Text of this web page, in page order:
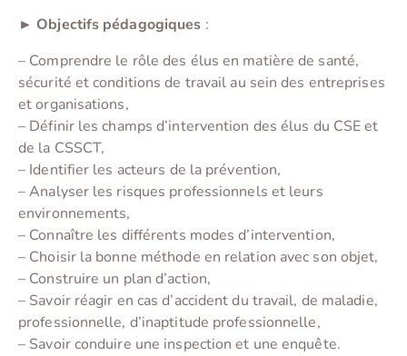
► Objectifs pédagogiques :
– Comprendre le rôle des élus en matière de santé,
sécurité et conditions de travail au sein des entreprises
et organisations,
– Définir les champs d’intervention des élus du CSE et
de la CSSCT,
– Identifier les acteurs de la prévention,
– Analyser les risques professionnels et leurs
environnements,
– Connaître les différents modes d’intervention,
– Choisir la bonne méthode en relation avec son objet,
– Construire un plan d’action,
– Savoir réagir en cas d’accident du travail, de maladie,
professionnelle, d’inaptitude professionnelle,
– Savoir conduire une inspection et une enquête.